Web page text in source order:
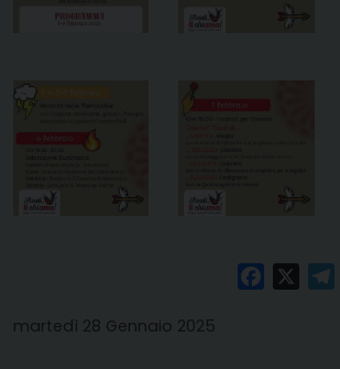
martedì 28 Gennaio 2025